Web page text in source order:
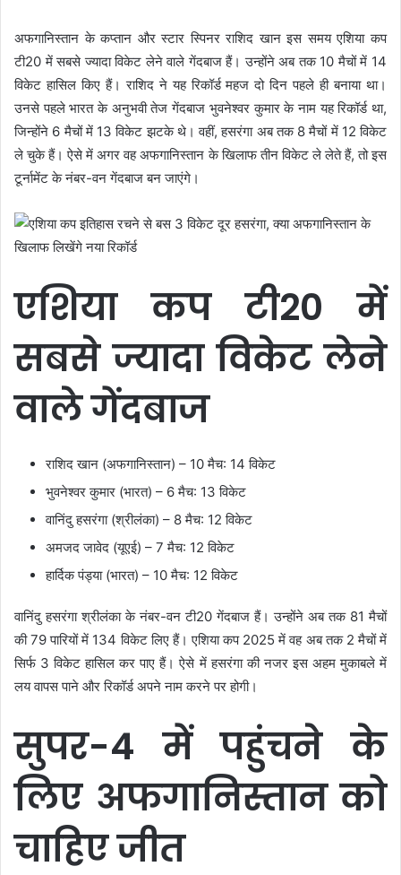
अफगानिस्तान के कप्तान और स्टार स्पिनर राशिद खान इस समय एशिया कप
टी20 में सबसे ज्यादा विकेट लेने वाले गेंदबाज हैं। उन्होंने अब तक 10 मैचों में 14
विकेट हासिल किए हैं। राशिद ने यह रिकॉर्ड महज दो दिन पहले ही बनाया था।
उनसे पहले भारत के अनुभवी तेज गेंदबाज भुवनेश्वर कुमार के नाम यह रिकॉर्ड था,
जिन्होंने 6 मैचों में 13 विकेट झटके थे। वहीं, हसरंगा अब तक 8 मैचों में 12 विकेट
ले चुके हैं। ऐसे में अगर वह अफगानिस्तान के खिलाफ तीन विकेट ले लेते हैं, तो इस
टूर्नामेंट के नंबर-वन गेंदबाज बन जाएंगे।
एशिया कप टी20 में
सबसे ज्यादा विकेट लेने
वाले गेंदबाज
राशिद खान (अफगानिस्तान) – 10 मैच: 14 विकेट
भुवनेश्वर कुमार (भारत) – 6 मैच: 13 विकेट
वानिंदु हसरंगा (श्रीलंका) – 8 मैच: 12 विकेट
अमजद जावेद (यूएई) – 7 मैच: 12 विकेट
हार्दिक पंड्या (भारत) – 10 मैच: 12 विकेट
वानिंदु हसरंगा श्रीलंका के नंबर-वन टी20 गेंदबाज हैं। उन्होंने अब तक 81 मैचों
की 79 पारियों में 134 विकेट लिए हैं। एशिया कप 2025 में वह अब तक 2 मैचों में
सिर्फ 3 विकेट हासिल कर पाए हैं। ऐसे में हसरंगा की नजर इस अहम मुकाबले में
लय वापस पाने और रिकॉर्ड अपने नाम करने पर होगी।
सुपर-4 में पहुंचने के
लिए अफगानिस्तान को
चाहिए जीत